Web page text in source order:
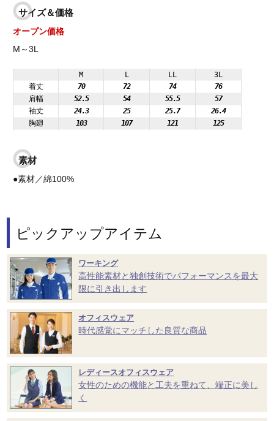
サイズ＆価格
オープン価格
M～3L
M L LL
3L
着丈
70 72 74
76
肩幅
52.5 54 55.5
57
袖丈
24.3 25 25.7
26.4
胸廻
103 107 121 125
素材
●素材／綿100%
ピックアップアイテム
ワーキング
高性能素材と独創技術でパフォーマンスを最大
限に引き出します
オフィスウェア
時代感覚にマッチした良質な商品
レディースオフィスウェア
女性のための機能と工夫を重ねて、端正に美し
く